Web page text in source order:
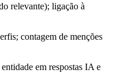
relevante); ligação à
contagem de menções
em respostas IA e